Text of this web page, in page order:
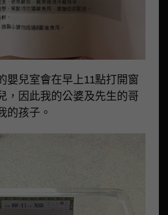
嬰兒室會在早上11點打開窗
，因此我的公婆及先生的哥
的孩子。